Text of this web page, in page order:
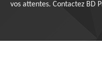
vos attentes. Contactez BD